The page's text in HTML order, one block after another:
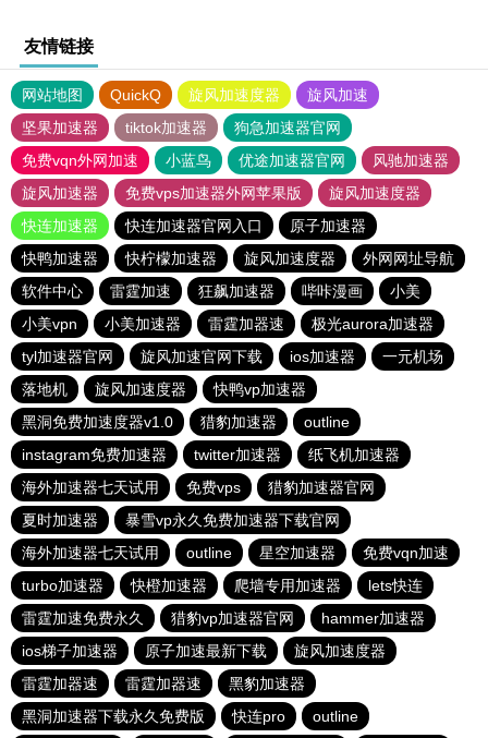
友情链接
网站地图 QuickQ 旋风加速度器
旋风加速
坚果加速器
tiktok加速器
狗急加速器官网
免费vqn外网加速
小蓝鸟 优途加速器官网
风驰加速器
旋风加速器
免费vps加速器外网苹果版
旋风加速度器
快连加速器
快连加速器官网入口
原子加速器
快鸭加速器
快柠檬加速器 旋风加速度器
外网网址导航
软件中心
雷霆加速 狂飙加速器 哔咔漫画
小美
小美vpn
小美加速器 雷霆加器速
极光aurora加速器
tyl加速器官网
旋风加速官网下载 ios加速器
一元机场
落地机
旋风加速度器
快鸭vp加速器
黑洞免费加速度器v1.0
猎豹加速器
outline
instagram免费加速器
twitter加速器
纸飞机加速器
海外加速器七天试用
免费vps
猎豹加速器官网
夏时加速器
暴雪vp永久免费加速器下载官网
海外加速器七天试用
outline 星空加速器
免费vqn加速
turbo加速器
快橙加速器 爬墙专用加速器
lets快连
雷霆加速免费永久
猎豹vp加速器官网
hammer加速器
ios梯子加速器
原子加速最新下载
旋风加速度器
雷霆加器速
雷霆加器速
黑豹加速器
黑洞加速器下载永久免费版
快连pro outline